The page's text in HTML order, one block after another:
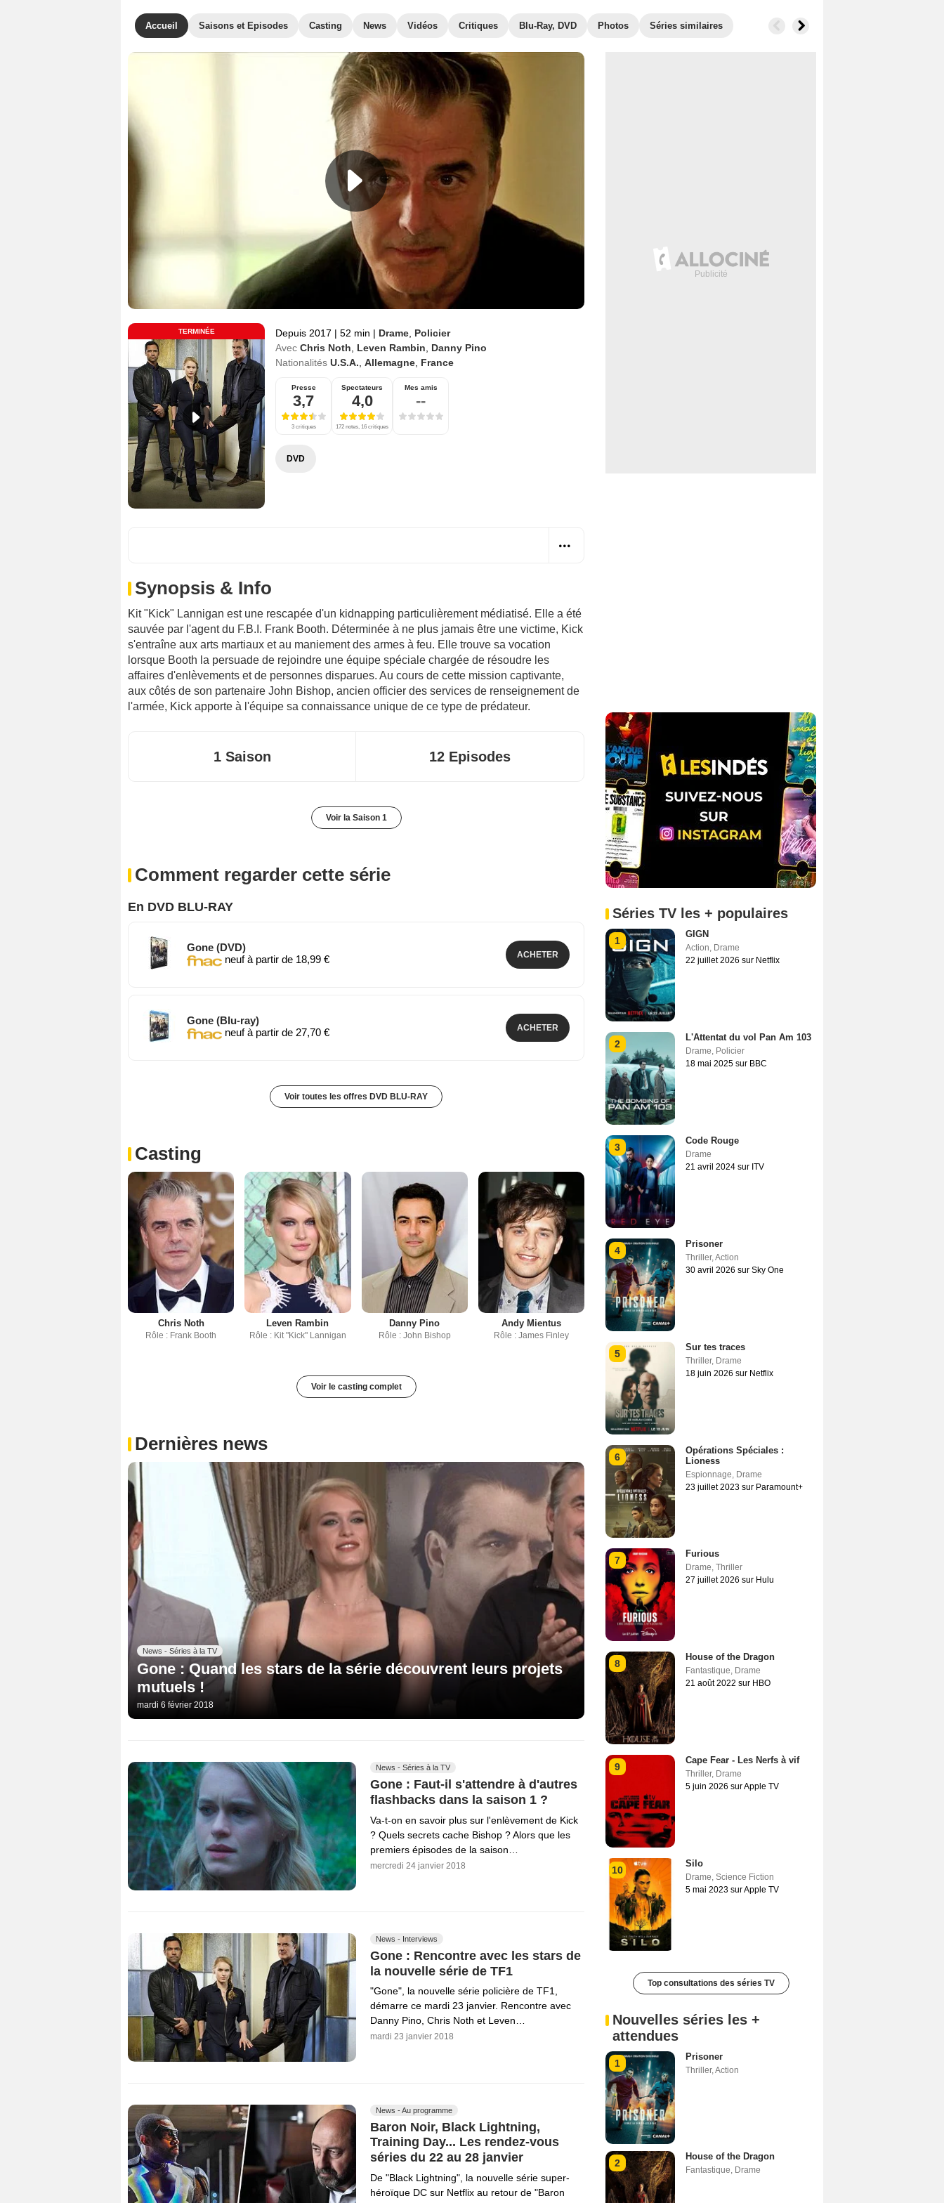
Accueil Saisons et Episodes Casting News Vidéos Critiques Blu-Ray, DVD Photos Séries similaires
TERMINÉE Depuis 2017 | 52 min | Drame Policier
Avec Chris Noth Leven Rambin
Danny Pino
Nationalités U.S.A. Allemagne France
Presse
3,7
3 critiques
Spectateurs
4,0
172 notes, 16 critiques
Mes amis
--
DVD
Synopsis & Info
Kit "Kick" Lannigan est une rescapée d'un kidnapping particulièrement médiatisé. Elle a été
sauvée par l'agent du F.B.I. Frank Booth. Déterminée à ne plus jamais être une victime, Kick
s'entraîne aux arts martiaux et au maniement des armes à feu. Elle trouve sa vocation
lorsque Booth la persuade de rejoindre une équipe spéciale chargée de résoudre les
affaires d'enlèvements et de personnes disparues. Au cours de cette mission captivante,
aux côtés de son partenaire John Bishop, ancien officier des services de renseignement de
l'armée, Kick apporte à l'équipe sa connaissance unique de ce type de prédateur.
1 Saison 12 Episodes
Voir la Saison 1
Comment regarder cette série
En DVD BLU-RAY
Gone (DVD)
neuf à partir de 18,99 €
ACHETER
Gone (Blu-ray)
neuf à partir de 27,70 €
ACHETER
Voir toutes les offres DVD BLU-RAY
Casting
Chris Noth
Rôle : Frank Booth
Leven Rambin
Rôle : Kit "Kick" Lannigan
Danny Pino
Rôle : John Bishop
Andy Mientus
Rôle : James Finley
Voir le casting complet
Dernières news
News - Séries à la TV
Gone : Quand les stars de la série découvrent leurs projets
mutuels !
mardi 6 février 2018
News - Séries à la TV
Gone : Faut-il s'attendre à d'autres
flashbacks dans la saison 1 ?
Va-t-on en savoir plus sur l'enlèvement de Kick
? Quels secrets cache Bishop ? Alors que les
premiers épisodes de la saison…
mercredi 24 janvier 2018
News - Interviews
Gone : Rencontre avec les stars de
la nouvelle série de TF1
"Gone", la nouvelle série policière de TF1,
démarre ce mardi 23 janvier. Rencontre avec
Danny Pino, Chris Noth et Leven…
mardi 23 janvier 2018
News - Au programme
Baron Noir, Black Lightning,
Training Day... Les rendez-vous
séries du 22 au 28 janvier
De "Black Lightning", la nouvelle série super-
héroïque DC sur Netflix au retour de "Baron
Séries TV les + populaires
1
GIGN
Action, Drame
22 juillet 2026 sur Netflix
2
L'Attentat du vol Pan Am 103
Drame, Policier
18 mai 2025 sur BBC
3
Code Rouge
Drame
21 avril 2024 sur ITV
4
Prisoner
Thriller,Action
30 avril 2026 sur Sky One
5
Sur tes traces
Thriller, Drame
18 juin 2026 sur Netflix
6
Opérations Spéciales :
Lioness
Espionnage, Drame
23 juillet 2023 sur Paramount+
7
Furious
Drame, Thriller
27 juillet 2026 sur Hulu
8
House of the Dragon
Fantastique, Drame
21 août 2022 sur HBO
9
Cape Fear - Les Nerfs à vif
Thriller, Drame
5 juin 2026 sur Apple TV
10
Silo
Drame, Science Fiction
5 mai 2023 sur Apple TV
Top consultations des séries TV
Nouvelles séries les +
attendues
1
Prisoner
Thriller,Action
2
House of the Dragon
Fantastique, Drame